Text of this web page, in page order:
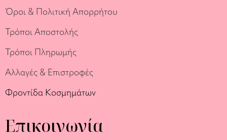
Όροι & Πολιτική Απορρήτου
Τρόποι Αποστολής
Τρόποι Πληρωμής
Αλλαγές & Επιστροφές
Φροντίδα Κοσμημάτων
Επικοινωνία